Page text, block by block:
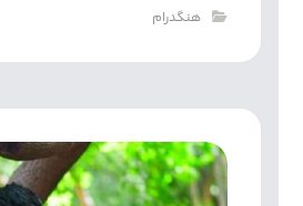
هنگدرام